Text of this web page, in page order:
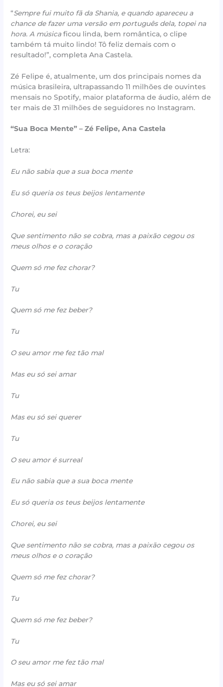
“Sempre fui muito fã da Shania, e quando apareceu a
chance de fazer uma versão em português dela, topei na
hora. A músicaficou linda, bem romântica, o clipe
também tá muito lindo! Tô feliz demais com o
resultado!”, completa Ana Castela.
Zé Felipe é, atualmente, um dos principais nomes da
música brasileira, ultrapassando 11 milhões de ouvintes
mensais no Spotify, maior plataforma de áudio, além de
ter mais de 31 milhões de seguidores no Instagram.
“Sua Boca Mente” – Zé Felipe, Ana Castela
Letra:
Eu não sabia que a sua boca mente
Eu só queria os teus beijos lentamente
Chorei, eu sei
Que sentimento não se cobra, mas a paixão cegou os
meus olhos e o coração
Quem só me fez chorar?
Tu
Quem só me fez beber?
Tu
O seu amor me fez tão mal
Mas eu só sei amar
Tu
Mas eu só sei querer
Tu
O seu amor é surreal
Eu não sabia que a sua boca mente
Eu só queria os teus beijos lentamente
Chorei, eu sei
Que sentimento não se cobra, mas a paixão cegou os
meus olhos e o coração
Quem só me fez chorar?
Tu
Quem só me fez beber?
Tu
O seu amor me fez tão mal
Mas eu só sei amar